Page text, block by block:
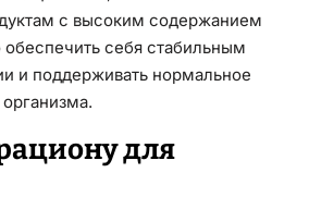
с высоким содержанием
себя стабильным
и поддерживать нормальное
для